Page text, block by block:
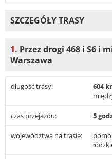
SZCZEGÓŁY TRASY
1. Przez drogi 468 i S6 i
Warszawa
długość trasy: 604
czas przejazdu: 5
województwa na trasie: